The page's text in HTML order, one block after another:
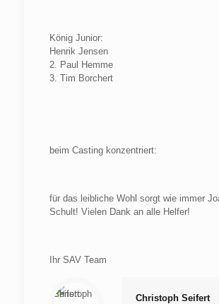
König Junior:
Henrik Jensen
2. Paul Hemme
3. Tim Borchert
beim Casting konzentriert:
für das leibliche Wohl sorgt wie immer
Schult! Vielen Dank an alle Helfer!
Ihr SAV Team
Christoph Seifert